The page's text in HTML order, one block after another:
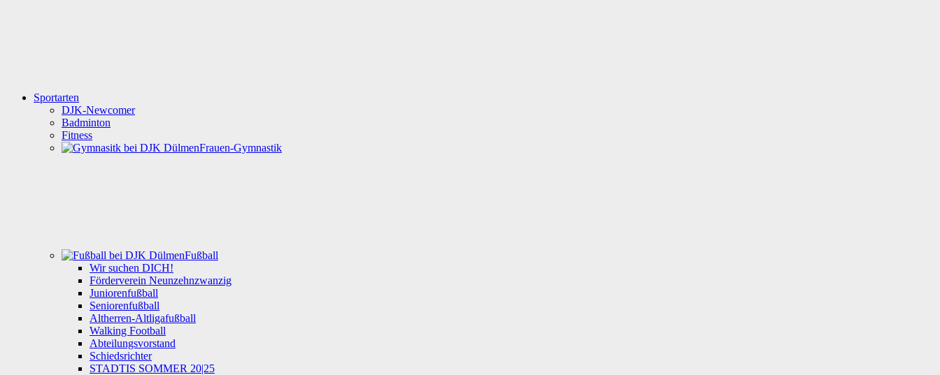
Sportarten
DJK-Newcomer
Badminton
Fitness
Frauen-Gymnastik
Fußball
Wir suchen DICH!
Förderverein Neunzehnzwanzig
Juniorenfußball
Seniorenfußball
Altherren-Altligafußball
Walking Football
Abteilungsvorstand
Schiedsrichter
STADTIS SOMMER 20|25